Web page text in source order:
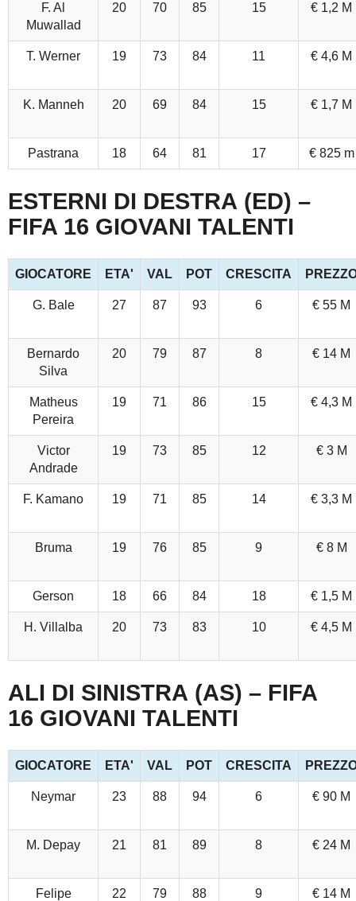
F. Al
Muwallad
20 70 85 15 € 1,2 M
T. Werner 19 73 84 11 € 4,6 M
K. Manneh 20 69 84 15 € 1,7 M
Pastrana 18 64 81 17 € 825 m
ESTERNI DI DESTRA (ED) –
FIFA 16 GIOVANI TALENTI
GIOCATORE ETA' VAL POT CRESCITA
G. Bale 27 87 93 6 € 55 M
Bernardo
Silva
20 79 87 8 € 14 M
Matheus
Pereira
19 71 86 15 € 4,3 M
Victor
Andrade
19 73 85 12 € 3 M
F. Kamano 19 71 85 14 € 3,3 M
Bruma 19 76 85 9 € 8 M
Gerson 18 66 84 18 € 1,5 M
H. Villalba 20 73 83 10 € 4,5 M
ALI DI SINISTRA (AS) – FIFA
16 GIOVANI TALENTI
GIOCATORE ETA' VAL POT CRESCITA
Neymar 23 88 94 6 € 90 M
M. Depay 21 81 89 8 € 24 M
Felipe
22 79 88 9 € 14 M